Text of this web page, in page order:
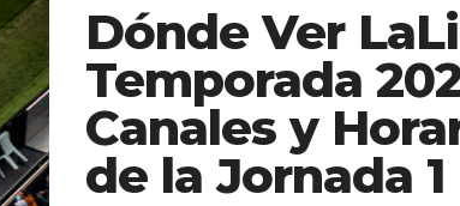
Dónde Ver
Temporada
Canales y
de la Jornada 1